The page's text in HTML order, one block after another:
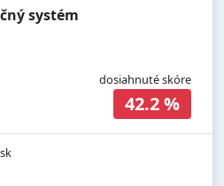
systém
dosiahnuté skóre
42.2 %